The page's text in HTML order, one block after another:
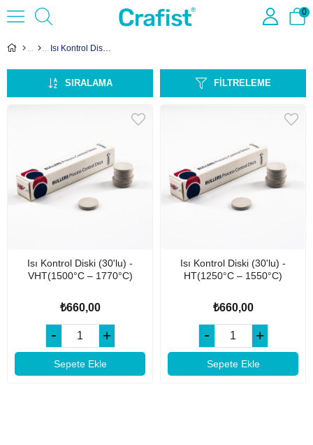
0
Isı Kontrol Diskleri
FILTRELEME
SIRALAMA
Isı Kontrol Diski (30'lu) -
VHT(1500°C – 1770°C)
₺660,00
Sepete Ekle
Isı Kontrol Diski (30'lu) -
HT(1250°C – 1550°C)
₺660,00
Sepete Ekle